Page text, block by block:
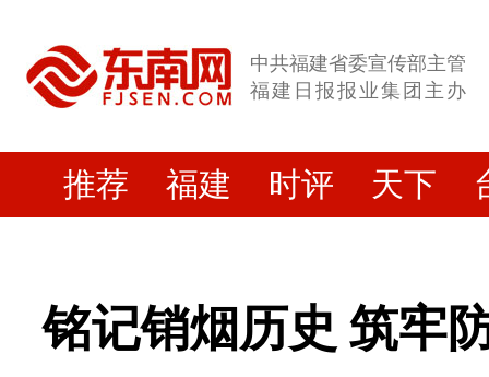
中共福建省委宣传部主管
福建日报报业集团主办
推荐 福建 时评 天下
铭记销烟历史 筑